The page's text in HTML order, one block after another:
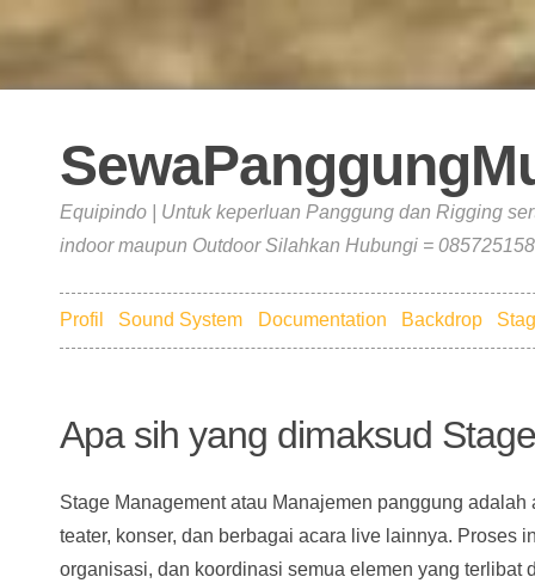
Equipindo | Untuk keperluan Panggung dan Rigging
indoor maupun Outdoor Silahkan Hubungi =
Profil Sound System Documentation Backdrop
Apa sih yang dimaksud
Stage Management atau Manajemen panggung
teater, konser, dan berbagai acara live lainnya. Proses
organisasi, dan koordinasi semua elemen yang terlibat